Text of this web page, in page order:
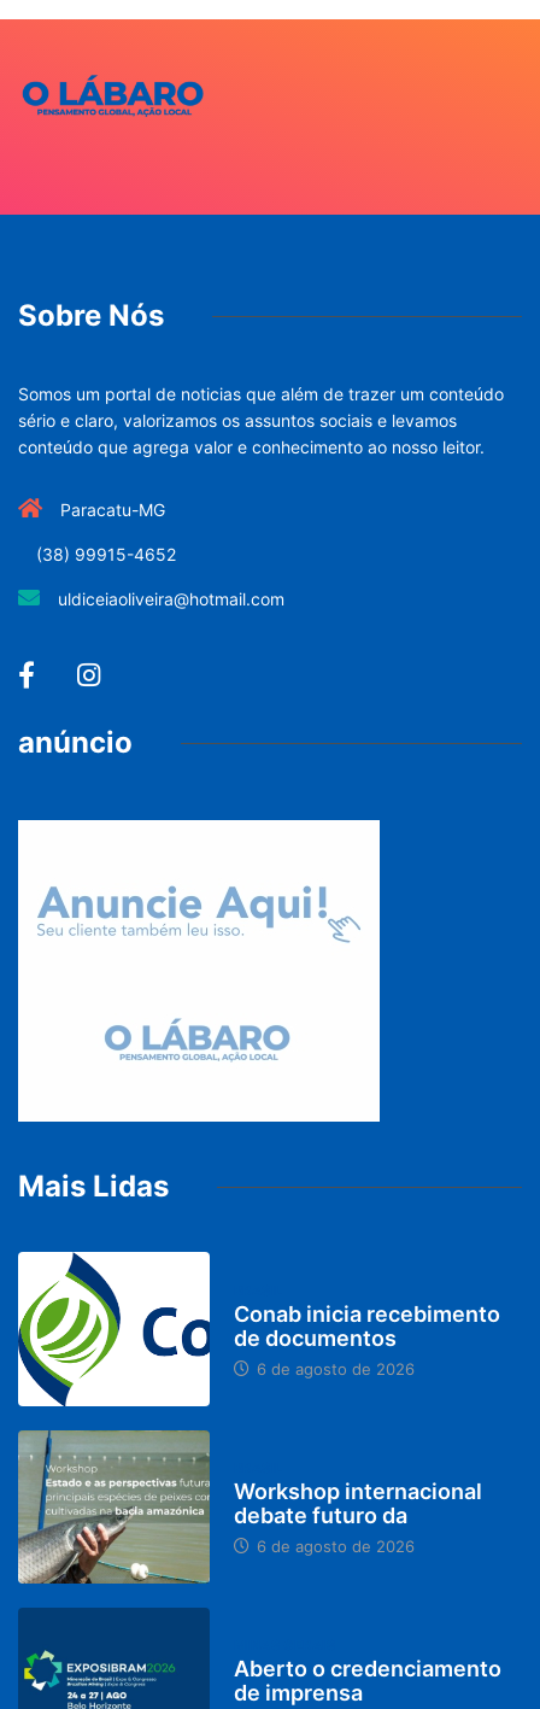
Sobre Nós
Somos um portal de noticias que além de trazer um conteúdo
sério e claro, valorizamos os assuntos sociais e levamos
conteúdo que agrega valor e conhecimento ao nosso leitor.
Paracatu-MG
(38) 99915-4652
uldiceiaoliveira@hotmail.com
anúncio
Mais Lidas
Conab inicia recebimento
de documentos
6 de agosto de 2026
Workshop internacional
debate futuro da
6 de agosto de 2026
Aberto o credenciamento
de imprensa